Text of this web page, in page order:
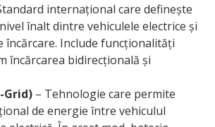
internațional care definește
înalt dintre vehiculele electrice și
încărcare. Include funcționalități
încărcarea bidirecțională și
Grid) – Tehnologie care permite
de energie între vehiculul